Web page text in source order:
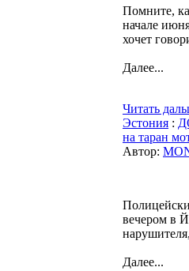
Помните,
начале
хочет
Далее...
Читать
Эстония :
на таран
Автор:
вечером в
Далее...